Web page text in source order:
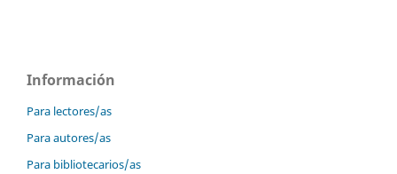
Información
Para lectores/as
Para autores/as
Para bibliotecarios/as